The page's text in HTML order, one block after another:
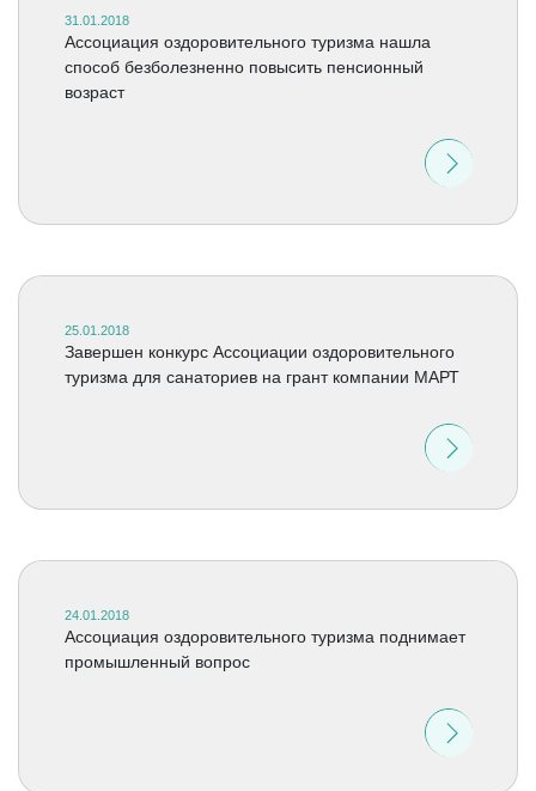
31.01.2018
Ассоциация оздоровительного туризма нашла
способ безболезненно повысить пенсионный
возраст
25.01.2018
Завершен конкурс Ассоциации оздоровительного
туризма для санаториев на грант компании МАРТ
24.01.2018
Ассоциация оздоровительного туризма поднимает
промышленный вопрос